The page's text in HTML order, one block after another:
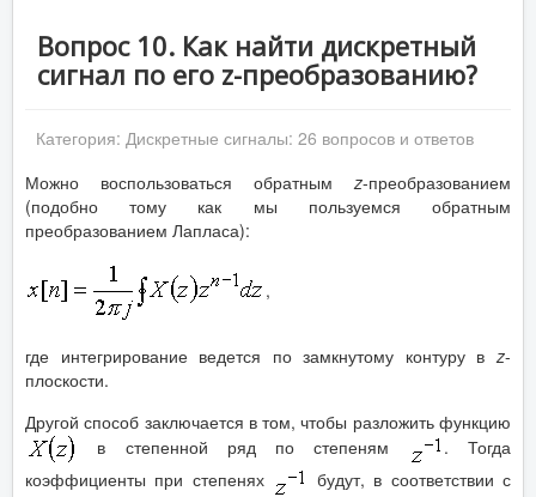
Вопрос 10. Как найти дискретный
сигнал по его z-преобразованию?
Категория: Дискретные сигналы: 26 вопросов и ответов
Можно воспользоваться обратнымz-преобразованием
(подобно тому как мы пользуемся обратным
преобразованием Лапласа):
,
где интегрирование ведется по замкнутому контуру вz-
плоскости.
Другой способ заключается в том, чтобы разложить функцию
в степенной ряд по степеням
. Тогда
коэффициенты при степенях
будут, в соответствии с